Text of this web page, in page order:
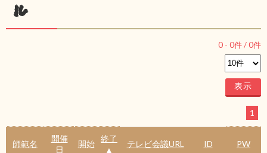
ル
0 - 0件 /0件
1
師範名
開催
日
開始
終了
▲
テレビ会議URL ID PW